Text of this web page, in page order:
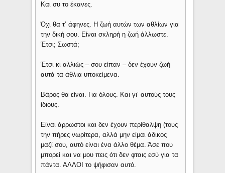
Και συ το έκανες.
Όχι θα τ’ άφηνες. Η ζωή αυτών των αθλίων για
την δική σου. Είναι σκληρή η ζωή άλλωστε.
Έτσι; Σωστά;
Έτσι κι αλλιώς – σου είπαν – δεν έχουν ζωή
αυτά τα άθλια υποκείμενα.
Βάρος θα είναι. Για όλους. Και γι’ αυτούς τους
ίδιους.
Είναι άρρωστοι και δεν έχουν περίθαλψη (τους
την πήρες νωρίτερα, αλλά μην είμαι άδικος
μαζί σου, αυτό είναι ένα άλλο θέμα. Άσε που
μπορεί και να μου πεις ότι δεν φταις εσύ για τα
πάντα. ΑΛΛΟΙ το ψήφισαν αυτό.